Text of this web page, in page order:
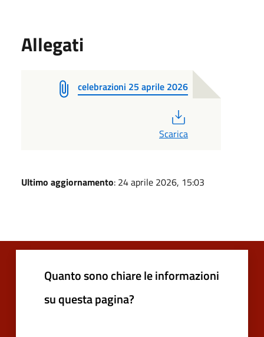
Allegati
celebrazioni 25 aprile 2026
Scarica
Ultimo aggiornamento: 24 aprile 2026, 15:03
Quanto sono chiare le informazioni
su questa pagina?